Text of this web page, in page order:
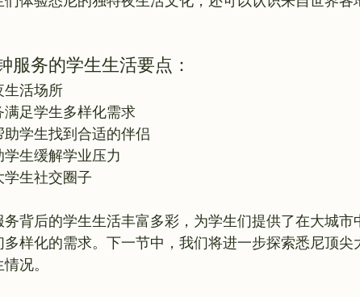
服务的学生生活要点：
生活场所
满足学生多样化需求
学生找到合适的伴侣
生缓解学业压力
生社交圈子
背后的学生生活丰富多彩，为学生们提供了在大城市
样化的需求。下一节中，我们将进一步探索悉尼顶尖